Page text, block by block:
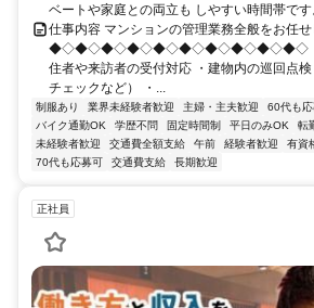
ベートや家庭との両立も しやすい時間帯です
仕事内容 マンションの管理業務全般をお任せ
◆◇◆◇◆◇◆◇◆◇◆◇◆◇◆◇◆◇◆◇ ＜具
住者や来訪者の受付対応 ・建物内の巡回点
チェックなど） ・...
制服あり 業界未経験者歓迎 主婦・主夫歓迎 60代も
バイク通勤OK
学歴不問 固定時間制 平日のみOK 転
未経験者歓迎
交通費全額支給 午前 経験者歓迎 有資
70代も応募可
交通費支給 長期歓迎
正社員